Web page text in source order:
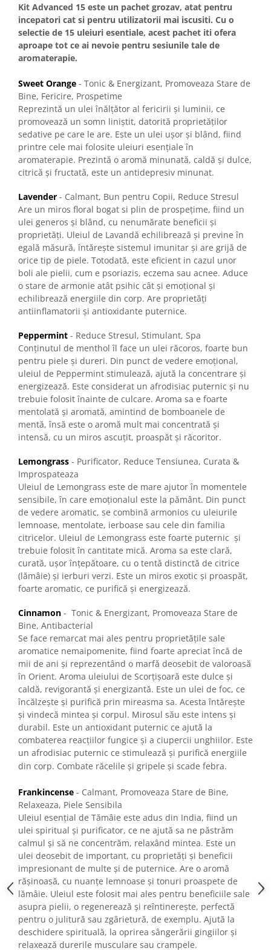
Kit Advanced 15 este un pachet grozav, atat pentru
incepatori cat si pentru utilizatorii mai iscusiti. Cu o
selectie de 15 uleiuri esentiale, acest pachet iti ofera
aproape tot ce ai nevoie pentru sesiunile tale de
aromaterapie.
Sweet Orange - Tonic & Energizant, Promoveaza Stare de
Bine, Fericire, Prospetime
Reprezintă un ulei înălțător al fericirii și luminii, ce
promovează un somn liniștit, datorită proprietăților
sedative pe care le are. Este un ulei ușor și blând, fiind
printre cele mai folosite uleiuri esențiale în
aromaterapie. Prezintă o aromă minunată, caldă și dulce,
citrică și fructată, este un antidepresiv minunat.
Lavender - Calmant, Bun pentru Copii, Reduce Stresul
Are un miros floral bogat si plin de prospețime, fiind un
ulei generos și blând, cu nenumărate beneficii și
proprietăți. Uleiul de Lavandă echilibrează și previne în
egală măsură, întărește sistemul imunitar și are grijă de
orice tip de piele. Totodată, este eficient in cazul unor
boli ale pielii, cum e psoriazis, eczema sau acnee. Aduce
o stare de armonie atât psihic cât și emoțional și
echilibrează energiile din corp. Are proprietăți
antiinflamatorii și antioxidante puternice.
Peppermint - Reduce Stresul, Stimulant, Spa
Conținutul de menthol îl face un ulei răcoros, foarte bun
pentru piele și dureri. Din punct de vedere emoțional,
uleiul de Peppermint stimulează, ajută la concentrare și
energizează. Este considerat un afrodisiac puternic și nu
trebuie folosit înainte de culcare. Aroma sa e foarte
mentolată și aromată, amintind de bomboanele de
mentă, însă este o aromă mult mai concentrată și
intensă, cu un miros ascuțit, proaspăt și răcoritor.
Lemongrass - Purificator, Reduce Tensiunea, Curata &
Improspateaza
Uleiul de Lemongrass este de mare ajutor în momentele
sensibile, în care emoționalul este la pământ. Din punct
de vedere aromatic, se combină armonios cu uleiurile
lemnoase, mentolate, ierboase sau cele din familia
citricelor. Uleiul de Lemongrass este foarte puternic și
trebuie folosit în cantitate mică. Aroma sa este clară,
curată, ușor înțepătoare, cu o tentă distinctă de citrice
(lămâie) și ierburi verzi. Este un miros exotic și proaspăt,
foarte aromatic, ce purifică și energizează.
Cinnamon - Tonic & Energizant, Promoveaza Stare de
Bine, Antibacterial
Se face remarcat mai ales pentru proprietățile sale
aromatice nemaipomenite, fiind foarte apreciat încă de
mii de ani și reprezentând o marfă deosebit de valoroasă
în Orient. Aroma uleiului de Scorțișoară este dulce și
caldă, revigorantă și energizantă. Este un ulei de foc, ce
încălzește și purifică prin mireasma sa. Acesta întărește
și vindecă mintea și corpul. Mirosul său este intens și
durabil. Este un antioxidant puternic ce ajută la
combaterea reacțiilor fungice și a ciupercii unghiilor. Este
un afrodisiac puternic ce stimulează și purifică energiile
din corp. Combate răcelile și gripele și scade febra.
Frankincense - Calmant, Promoveaza Stare de Bine,
Relaxeaza, Piele Sensibila
Uleiul esențial de Tămâie este adus din India, fiind un
ulei spiritual și purificator, ce ne ajută sa ne păstrăm
calmul și să ne concentrăm, relaxând mintea. Este un
ulei deosebit de important, cu proprietăți și beneficii
impresionant de multe și de puternice. Are o aromă
rășinoasă, cu nuanțe lemnoase și tonuri proaspete de
lămâie. Uleiul este folosit mai ales pentru beneficiile sale
asupra pielii, o regenerează și reîntinerește, perfectă
pentru o julitură sau zgârietură, de exemplu. Ajută la
deschidere spirituală, la oprirea sângerării gingiilor și
relaxează durerile musculare sau crampele.